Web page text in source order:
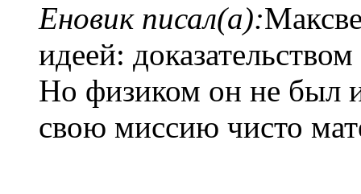
Еновик писал(а):
идеей:
Но физиком он не был
свою миссию чисто